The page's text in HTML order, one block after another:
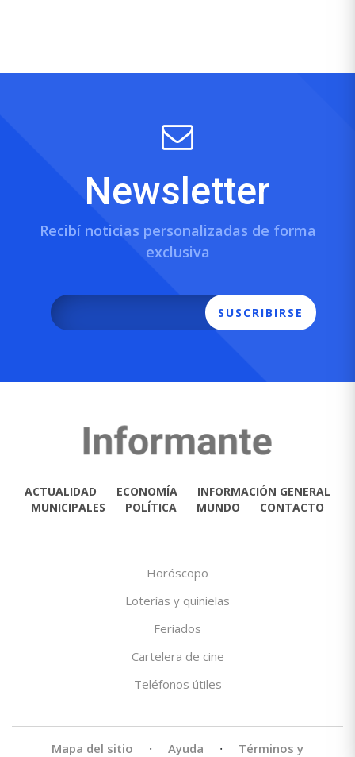
Newsletter
Recibí noticias personalizadas de forma
exclusiva
SUSCRIBIRSE
ACTUALIDAD ECONOMÍA
INFORMACIÓN GENERAL
MUNICIPALES
POLÍTICA MUNDO CONTACTO
Horóscopo
Loterías y quinielas
Feriados
Cartelera de cine
Teléfonos útiles
Mapa del sitio · Ayuda · Términos y